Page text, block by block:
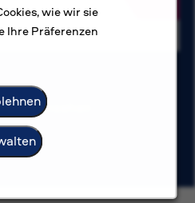
wie wir sie
Ihre Präferenzen
ansehen